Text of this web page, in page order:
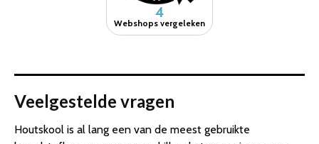
4
Webshops vergeleken
Veelgestelde vragen
Houtskool is al lang een van de meest gebruikte